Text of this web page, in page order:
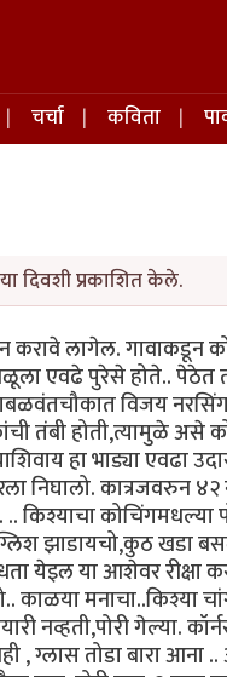
चर्चा कविता
दिवशी प्रकाशित केले.
करावे लागेल. गावाकडून
एवढे पुरेसे होते.. पेठेत
विजय
तंबी होती,त्यामुळे असे
हा भाड्या एवढा
निघालो. कात्रजवरुन ४२
किश्याचा कोचिंगमधल्या
झाडायचो,कुठ खडा
येइल या आशेवर
मनाचा..किश्या
नव्हती,पोरी गेल्या.
, ग्लास तोडा बारा